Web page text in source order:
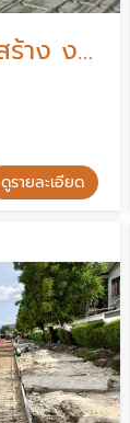
บริษัทรับเหมาก่อสร้าง งานโครงสร้าง ปทุมธานี
ดูรายละเอียด